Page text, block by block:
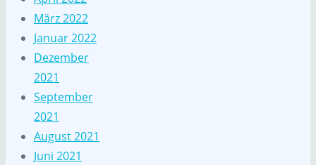
März 2022
Januar 2022
Dezember
2021
September
2021
August 2021
Juni 2021